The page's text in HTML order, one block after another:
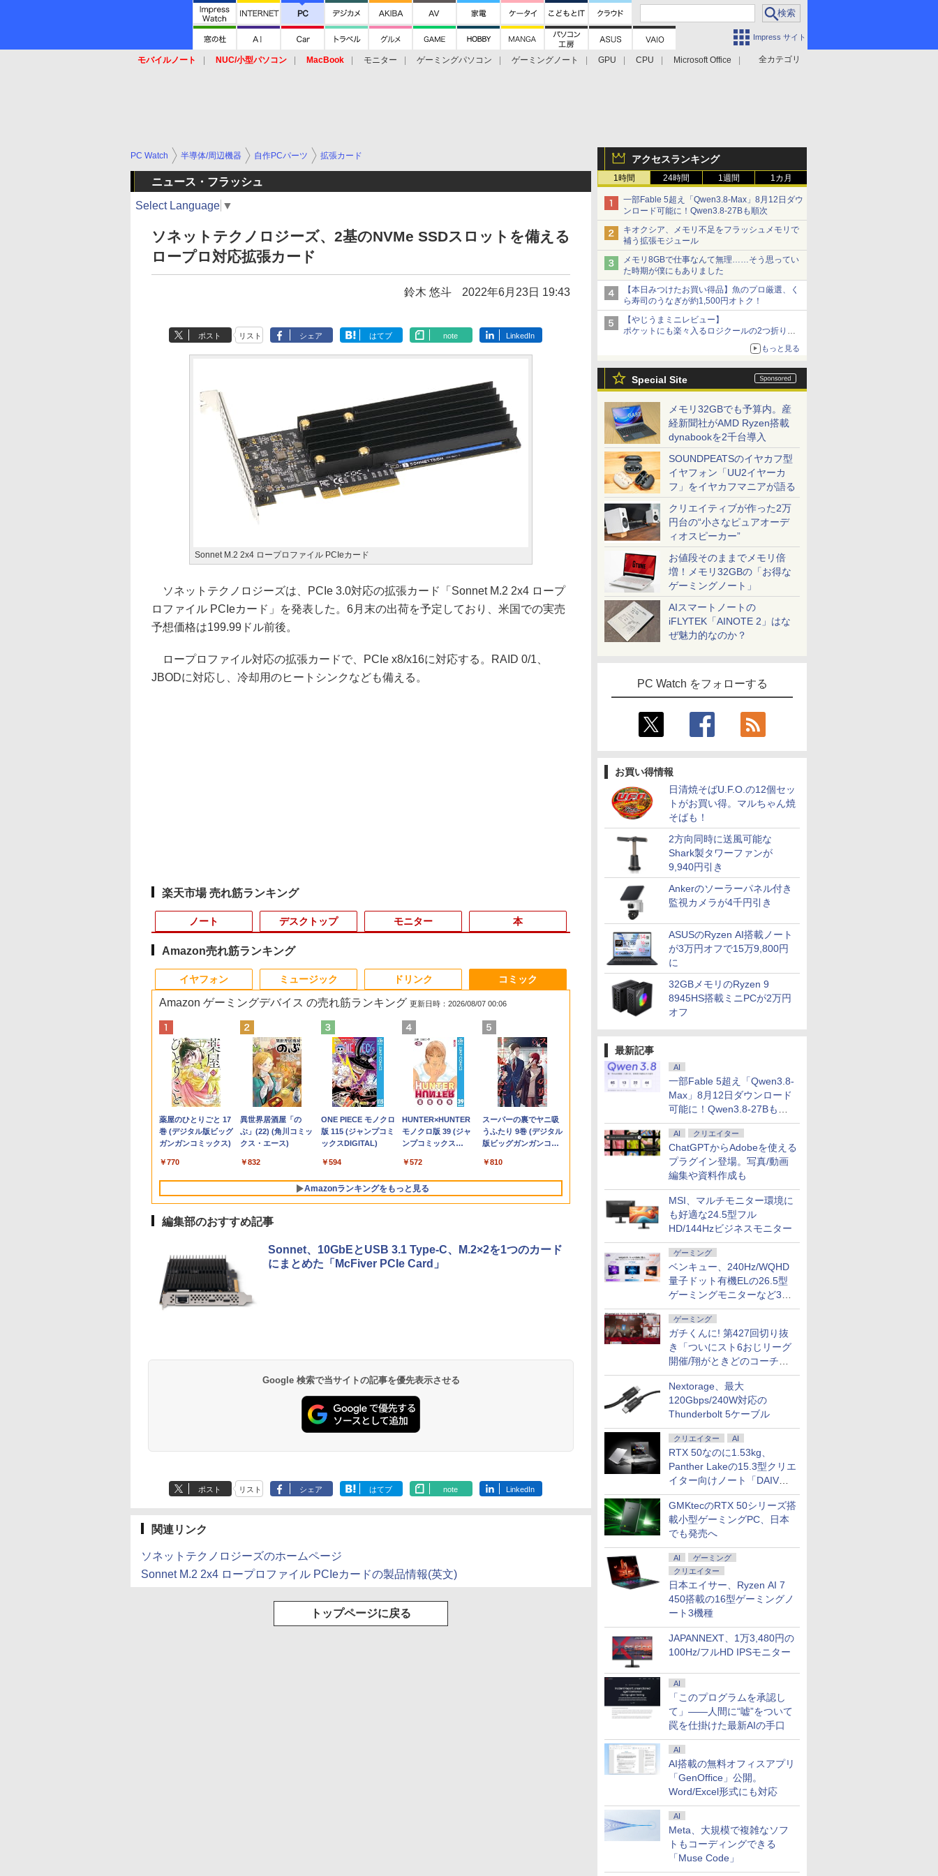
Impress サイト
全カテゴリ
モバイルノート NUC/小型パソコン MacBook モニター ゲーミングパソコン ゲーミングノート GPU CPU
Microsoft Office
アクセスランキング
1時間 24時間 1週間 1カ月
一部Fable 5超え「Qwen3.8-Max」8月12日ダウ
ンロード可能に！Qwen3.8-27Bも順次
キオクシア、メモリ不足をフラッシュメモリで
補う拡張モジュール
メモリ8GBで仕事なんて無理……そう思ってい
た時期が僕にもありました
【本日みつけたお買い得品】魚のプロ厳選、く
ら寿司のうなぎが約1,500円オトク！
【やじうまミニレビュー】
ポケットにも楽々入るロジクールの2つ折りマ
ウス「Mobi Fold」。その気になるギミックと
もっと見る
Special Site
メモリ32GBでも予算内。産
経新聞社がAMD Ryzen搭載
dynabookを2千台導入
SOUNDPEATSのイヤカフ型
イヤフォン「UU2イヤーカ
フ」をイヤカフマニアが語る
クリエイティブが作った2万
円台の“小さなピュアオーデ
ィオスピーカー”
お値段そのままでメモリ倍
増！メモリ32GBの「お得な
ゲーミングノート」
AIスマートノートの
iFLYTEK「AINOTE 2」はな
ぜ魅力的なのか？
PC Watch をフォローする
お買い得情報
日清焼そばU.F.O.の12個セッ
トがお買い得。マルちゃん焼
そばも！
2方向同時に送風可能な
Shark製タワーファンが
9,940円引き
Ankerのソーラーパネル付き
監視カメラが4千円引き
ASUSのRyzen AI搭載ノート
が3万円オフで15万9,800円
に
32GBメモリのRyzen 9
8945HS搭載ミニPCが2万円
オフ
最新記事
AI
一部Fable 5超え「Qwen3.8-
Max」8月12日ダウンロード
可能に！Qwen3.8-27Bも順
次
AI クリエイター
ChatGPTからAdobeを使える
プラグイン登場。写真/動画
編集や資料作成も
MSI、マルチモニター環境に
も好適な24.5型フル
HD/144Hzビジネスモニター
ゲーミング
ベンキュー、240Hz/WQHD
量子ドット有機ELの26.5型
ゲーミングモニターなど3機
種
ゲーミング
ガチくんに! 第427回切り抜
き「ついにスト6おじリーグ
開催/翔がときどのコーチ就
任など」
Nextorage、最大
120Gbps/240W対応の
Thunderbolt 5ケーブル
クリエイター AI
RTX 50なのに1.53kg、
Panther Lakeの15.3型クリエ
イター向けノート「DAIV
Z5」
GMKtecのRTX 50シリーズ搭
載小型ゲーミングPC、日本
でも発売へ
AI
ゲーミング
クリエイター
日本エイサー、Ryzen AI 7
450搭載の16型ゲーミングノ
ート3機種
JAPANNEXT、1万3,480円の
100Hz/フルHD IPSモニター
AI
「このプログラムを承認し
て」――人間に“嘘”をついて
罠を仕掛けた最新AIの手口
AI
AI搭載の無料オフィスアプリ
「GenOffice」公開。
Word/Excel形式にも対応
AI
Meta、大規模で複雑なソフ
トもコーディングできる
「Muse Code」
PC Watch 半導体/周辺機器 自作PCパーツ 拡張カード
ニュース・フラッシュ
Select Language ▼
ソネットテクノロジーズ、2基のNVMe SSDスロットを備える
ロープロ対応拡張カード
鈴木 悠斗 2022年6月23日 19:43
ポスト リスト シェア はてブ note LinkedIn
Sonnet M.2 2x4 ロープロファイル PCIeカード
ソネットテクノロジーズは、PCIe 3.0対応の拡張カード「Sonnet M.2 2x4 ロープ
ロファイル PCIeカード」を発表した。6月末の出荷を予定しており、米国での実売
予想価格は199.99ドル前後。
ロープロファイル対応の拡張カードで、PCIe x8/x16に対応する。RAID 0/1、
JBODに対応し、冷却用のヒートシンクなども備える。
楽天市場 売れ筋ランキング
ノート
1
【期間限定★新品無線
マウス付】中古ノート
パソコン Windows11
Office2019搭載 15.6型
テンキー付き Celeron
第8世代Core i3 Core i5
メモリ4GB/16GB
SSD128GB～1TB Web
カメラ DVD 無線LAN
古】
￥9,999
2
往復送料込！パソコン
レンタルハイスペック
モデルCore
i7/16G/SSD/カメラ付き
（4週間延長）
【Office2024セット】
インストール済※この
商品はレンタルです。
販売品ではありませ
￥14,300
3
ノートパソコン14イン
チ 極軽量約965g 富士
通 LIFEBOOK U748 高
性能第7世代Core i5-
リ最大16GB SSD1TB
薄い軽い FHD液晶
type-C WIFI
Bluetooth 中古ノート
5GWIFI Bluetooth最新
MicrosoftOffice2024
￥16,500
4
【マラソンセール期間
中ポイント5倍】中古
ノートパソコン 第11世
代 Core i5 メモリ
13.3インチ フルHD ノ
ングレア Webカメラ
無線LAN Wi-Fi
Bluetooth
dynabook G83/HS 初
期設定済 すぐ使える
13.3インチ 良品
Lenovo ThinkPad X13
Gen2 Type-20XJ フル
HD / Windows11/ 高性
能 AMD Ryzen 5-
5650u/ 16GB/ 爆速
NVMe式256GB-SSD/
カメラ/ 無線Wi-Fi6/
Office付き/ Win11【中
込送料無料 あす楽対応
￥34,990
「美品」 ノートパソコ
超軽量高性能大容量 第
語キーボード13.3型
FHD1920x1080px
16GBメモリ 新品
ラ/HDMI/5GWIFI/Bluetooth
7
中古パソコン office付
き ノートパソコン
Toshiba ノートパソコ
ン コスパ抜群 メモリ
16GB SSD最大1TB 第
10-11世代 Core i5 東
芝 dynabook G83
13.3インチ 初期設定済
windows11搭載 モバ
イルサイズ13.3インチ
晶ノート
￥46,800
8
マイクロソフト
Surface Pro 第11世代
13.0インチ /
Snapdragon X Plus/
メモリ 16GB / SSD
512GB / 顔認証/ タッ
チパネル/ NPU搭載/ キ
ーボード スリム ペン
付き/ Office付き/ サフ
￥119,800
デスクトップ
1
ポイント10倍 中古パソ
コン デスクトップパソ
コン Windows
11【Office付】
【Windows 11 Pro
64Bit搭載】DELL
Optiplexシリーズ
Core i5搭載/4G/新品
SSD 120GB/DVD-
￥24,800
2
【エントリーでポイン
ト100％還元のチャン
ス】GMKtec ミニpc
G3 Pro Intel Core i3
10110U 16GB DDR4
64GBまで増設 512GB
SSD M.2 2242 最大8TB
Windows11 Pro mini
pc 4.1GHz WIFI6
応 ミニパソコン 2画面
高性能 みにpc nucbox
PC
￥66,248
3
[VETESA正規販売店]
デスクトップパソコン
PC 一体型 新品
Windows11 27型 Core
メモリ16GB
SSD512GB 初期設定済
ホワイト ブラック
￥69,800
4
GMKtec GMK-K8
PLUS-32/1T-
W11Pro(8845HS)
デスクトップPC
Ryzen7 5700G メモリ
16GB SSD1TB B550
グラボなし
￥148,700
モニター
1
HP Z24n G2 フレーム
レス 24インチワイド
LED液晶モニタ IPSパ
ネル 1920x1200 16:10
画面回転 高さ調整 入力
端子:HDMI、DVI、DP
USBハブ(Type-C、
Type-A) Mac対応PS·
Switch対応 中古 送料
￥12,800
2
【楽天1位 累計販売100
万台突破】モバイルモ
ニター 15.6インチ フル
HD 4K タッチパネル バ
ッテリー内蔵 選べる13
モデル 非光沢IPS パネ
ル Type-C対応 HDMI
モニター 持ち運び ディ
スプレイ サブディスプ
ミニPC対応 EVICIV
￥12,999
3
モニター 27インチ
100Hz FHD VAパネル
スピーカー搭載 ブルー
ライト軽減 ノングレア
ペース 角度調整 高視野
角 178° Adaptive-Sync
対応 MAXZEN
MJM27CH02-F100
￥13,980
4
【楽天1位】 ワイヤレ
ス モバイルモニター
15.6インチ 18.5インチ
21.4インチ 23.8インチ
10000mAhバッテリー
自立スタンド ポータブ
ルモニター IPS液晶パ
ネル 非光沢画面 薄型
Windows/スマホなど
対応
【ECサイト限定】
JAPANNEXT 13.3イン
チ IPSパネル搭載 10点
マルチタッチ対応 フル
HD(1920×1080)解像度
モバイルモニター JN-
MD-iE133F-T
miniHDMI USB-C
sRGB:99% HDR 自立
【2年保証】 PCモニタ
￥23,070
JAPANNEXT PCモニター ［27型 /
100Hz］ JN-IPS27Q3-HSP
7
ネル搭載 260Hz/1ms(MPRT)対応
WQHD(2560×1440)解像度 ゲーミング
モニター JN-IPSB27G260Q-HSP
HDMI DisplayPort sRGB:100% DCI-
P3:95% HDR400相当 PS5
WQHD:120Hz 高さ調整 ピボット(縦回
転) 【2年保証】 液晶モニター ジャパ
ンネクスト
￥31,980
本
1
九条の大罪（17） 【電
子書籍】[ 真鍋昌平 ]
￥759
2
不老不死少女の苗床旅
行記 5 【電子書籍】[
ふじはん ]
￥924
3
異世界居酒屋「のぶ」
(22) 【電子書籍】[ 蝉
川 夏哉 ]
￥924
4
marnaのある暮らし
（TJMOOK）
￥2,799
美東澪/前人未踏 写真
￥3,300
[9月上旬より発送予定]
小さくてかわいいやつ
7
独身貴族は異世界を謳
歌する 〜結婚しない
男の優雅なおひとりさ
まライフ〜（8） 【電
子書籍】[ 駒鳥ひわ ]
￥792
8
脱した俺は、元教え子
たちと迷宮深部を目指
す。（13） 【電子書
籍】[ ユーリ ]
￥792
Amazon売れ筋ランキング
イヤフォン
Anker Soundcore
P40i オフホワイト
Anker Soundcore
P31i ブラック
￥5,990
Anker Soundcore
Liberty 5 アプリコッ
トピンク
￥-
【2026年アップグレ
ード版】AOKIMI ワ
イヤレスイヤホン
V12 小型軽量 ブルー
トゥースHi-Fi 最大
36時間再生 ぶるーと
ゅーす コードレス
ク付き 防水 タッチ式
音量調整 スポーツ/通
￥1,964
Xiaomi シャオミ
REDMI Buds 8 Lite ワ
イヤレスイヤホン
キャンセリング ANC
36時間再生
￥2,980
ミュージック
BRUCE WAYNE feat.
Flo Milli, ATL Jacob
[Explicit]
￥250
BRUCE WAYNE feat.
Flo Milli, ATL Jacob
[Explicit]
￥250
On My Road
(Stadium ver.)
￥250
On My Road
(Stadium ver.)
￥250
BUGS LIFE
￥250
ドリンク
【Amazon.co.jp限
定】 い・ろ・は・す
2L PET ラベルレス
￥1,112
by Amazon 天然水
ラベルレス 500ml
×24本 富士山の天然
ミネラルウォーター
ペットボトル 静岡県
産 500ミリリットル
(Smart Basic)
￥1,380
by Amazon 炭酸水
ラベルレス 500ml
×24本 強炭酸水 ペッ
ットル (Smart
Basic)
￥1,625
by Amazon 天然水
ラベルレス 2L×9本
￥1,117
コカ・コーラ やかんの
麦茶 from 爽健美茶 ラ
ベルレス
￥2,009
コミック
Amazon ゲーミングデバイス の売れ筋ランキング 更新日時：2026/08/07 00:06
薬屋のひとりごと 17
巻 (デジタル版ビッグ
ガンガンコミックス)
￥770
異世界居酒屋「の
ぶ」(22) (角川コミッ
クス・エース)
￥832
ONE PIECE モノクロ
版 115 (ジャンプコミ
ックスDIGITAL)
￥594
HUNTER×HUNTER
モノクロ版 39 (ジャ
ンプコミックス
￥572
スーパーの裏でヤニ吸
うふたり 9巻 (デジタル
版ビッグガンガンコミ
￥810
Amazonランキングをもっと見る
編集部のおすすめ記事
Sonnet、10GbEとUSB 3.1 Type-C、M.2×2を1つのカード
にまとめた「McFiver PCIe Card」
Google 検索で当サイトの記事を優先表示させる
ポスト リスト シェア はてブ note LinkedIn
関連リンク
ソネットテクノロジーズのホームページ
Sonnet M.2 2x4 ロープロファイル PCIeカードの製品情報(英文)
トップページに戻る